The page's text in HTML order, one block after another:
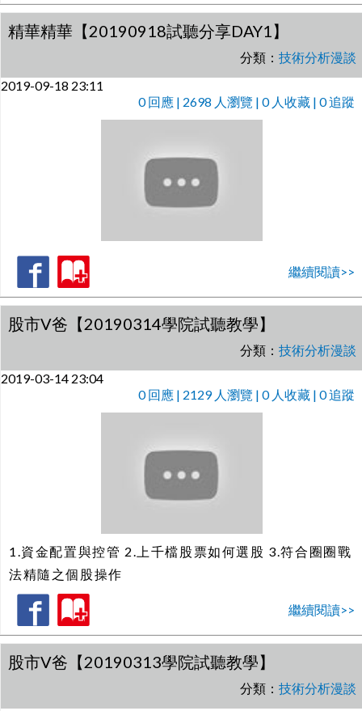
精華精華【20190918試聽分享DAY1】
分類： 技術分析漫談
2019-09-18 23:11
0回應 | 2698 人瀏覽 | 0 人收藏 | 0 追蹤
繼續閱讀>>
股市V爸【20190314學院試聽教學】
分類： 技術分析漫談
2019-03-14 23:04
0回應 | 2129 人瀏覽 | 0 人收藏 | 0 追蹤
1.資金配置與控管 2.上千檔股票如何選股 3.符合圈圈戰
法精隨之個股操作
繼續閱讀>>
股市V爸【20190313學院試聽教學】
分類： 技術分析漫談